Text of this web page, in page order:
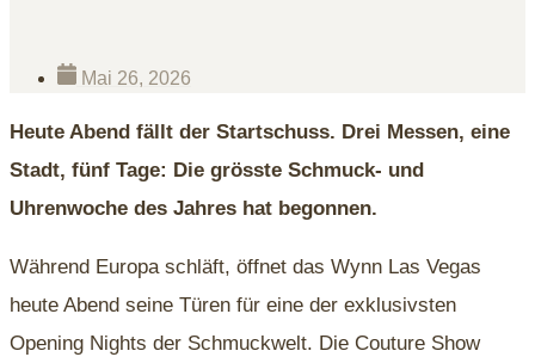
Mai 26, 2026
Heute Abend fällt der Startschuss. Drei Messen, eine
Stadt, fünf Tage: Die grösste Schmuck- und
Uhrenwoche des Jahres hat begonnen.
Während Europa schläft, öffnet das Wynn Las Vegas
heute Abend seine Türen für eine der exklusivsten
Opening Nights der Schmuckwelt. Die Couture Show